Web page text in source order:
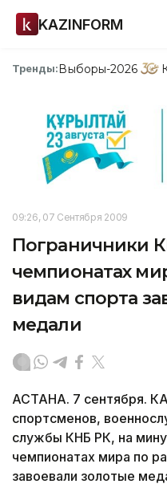
KAZINFORM
Тренды:Выборы-2026
09:26, 07 Сентября 2009
Пограничники
чемпионатах
видам спорта
медали
АСТАНА. 7 сентября.
спортсменов,
службы КНБ РК, на
чемпионатах мира по
завоевали золотые